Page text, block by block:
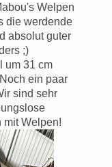
Welpen
die werdende
absolut guter
;)
um 31 cm
ein paar
sind sehr
mit Welpen!